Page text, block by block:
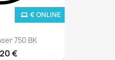
750 BK
€
€ ONLINE